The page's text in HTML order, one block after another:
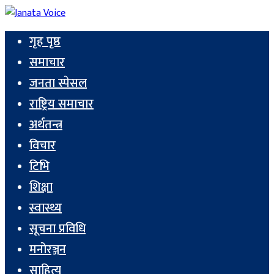
गृह पृष्ठ
समाचार
जनता स्पेसल
राष्ट्रिय समाचार
अर्थतन्त्र
विचार
टिभि
शिक्षा
स्वास्थ्य
सूचना प्रविधि
मनोरञ्जन